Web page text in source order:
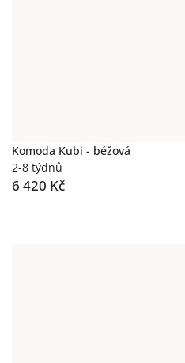
Komoda Kubi - béžová
2-8 týdnů
6 420 Kč